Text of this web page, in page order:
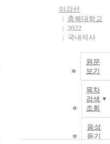
이강선
충북대학교
2022
국내석사
원문
보기
목차
검색
조회
음성
듣기